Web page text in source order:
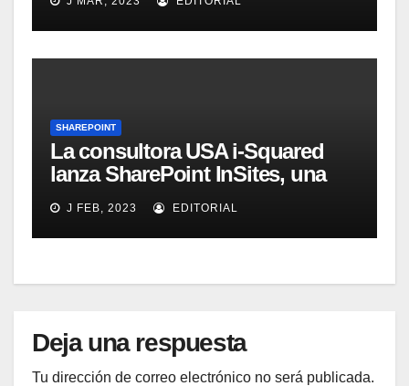
SHAREPOINT
La consultora USA i-Squared
lanza SharePoint InSites, una
herramienta para que los
usuarios de una organización
aprendan a sacar el mayor
J FEB, 2023 EDITORIAL
Deja una respuesta
Tu dirección de correo electrónico no será publicada.